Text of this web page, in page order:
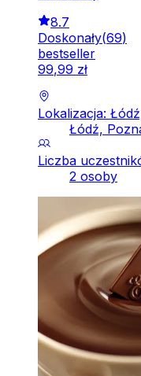
8.7
Doskonały(69)
bestseller
99,99 zł
Lokalizacja:
Łódź,
Liczba
2 osoby